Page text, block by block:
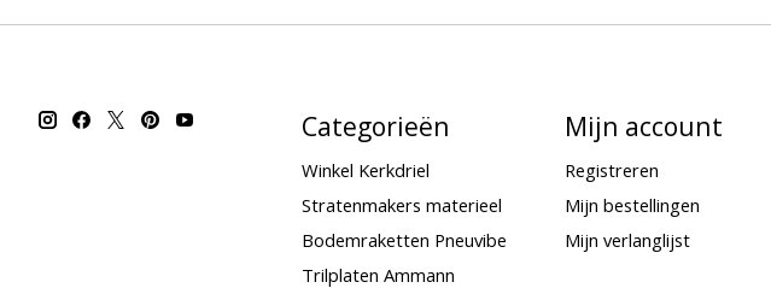
Categorieën
Winkel Kerkdriel
Stratenmakers materieel
Bodemraketten Pneuvibe
Trilplaten Ammann
Mijn account
Registreren
Mijn bestellingen
Mijn verlanglijst